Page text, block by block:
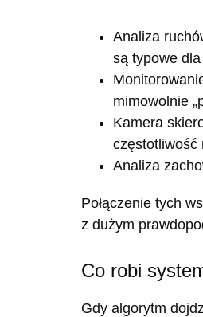
Analiza
są typowe
mimowolnie
Kamera
częstotliwość
Analiza
Połączenie tych
z dużym
Co robi
Gdy algorytm